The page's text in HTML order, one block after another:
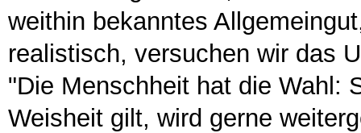
weithin bekanntes
realistisch, versuchen wir das
"Die Menschheit hat die Wahl:
Weisheit gilt, wird gerne